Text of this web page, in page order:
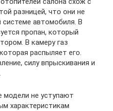
разницей, что они не
автомобиля. В
пропан, который
В камеру газ
распыляет его.
силу впрыскивания и
не уступают
характеристикам